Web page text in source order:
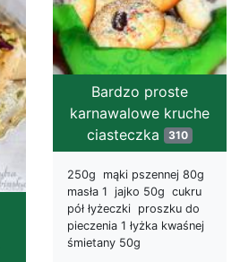
Bardzo proste
karnawalowe kruche
ciasteczka 310
250g mąki pszennej 80g
masła 1 jajko 50g cukru
pół łyżeczki proszku do
pieczenia 1 łyżka kwaśnej
śmietany 50g